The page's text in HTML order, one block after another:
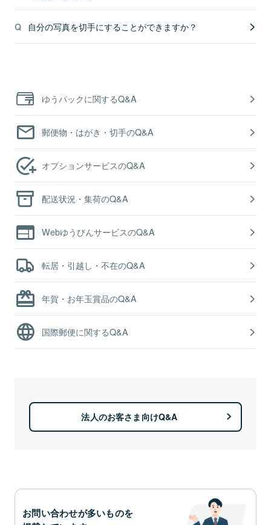
自分の写真を切手にすることができますか？
ゆうパックに関するQ&A
郵便物・はがき・切手のQ&A
オプションサービスのQ&A
配送状況・集荷のQ&A
WebゆうびんサービスのQ&A
転居・引越し・不在のQ&A
年賀・お年玉賞品のQ&A
国際郵便に関するQ&A
法人のお客さま向けQ&A
お問い合わせが多いものを